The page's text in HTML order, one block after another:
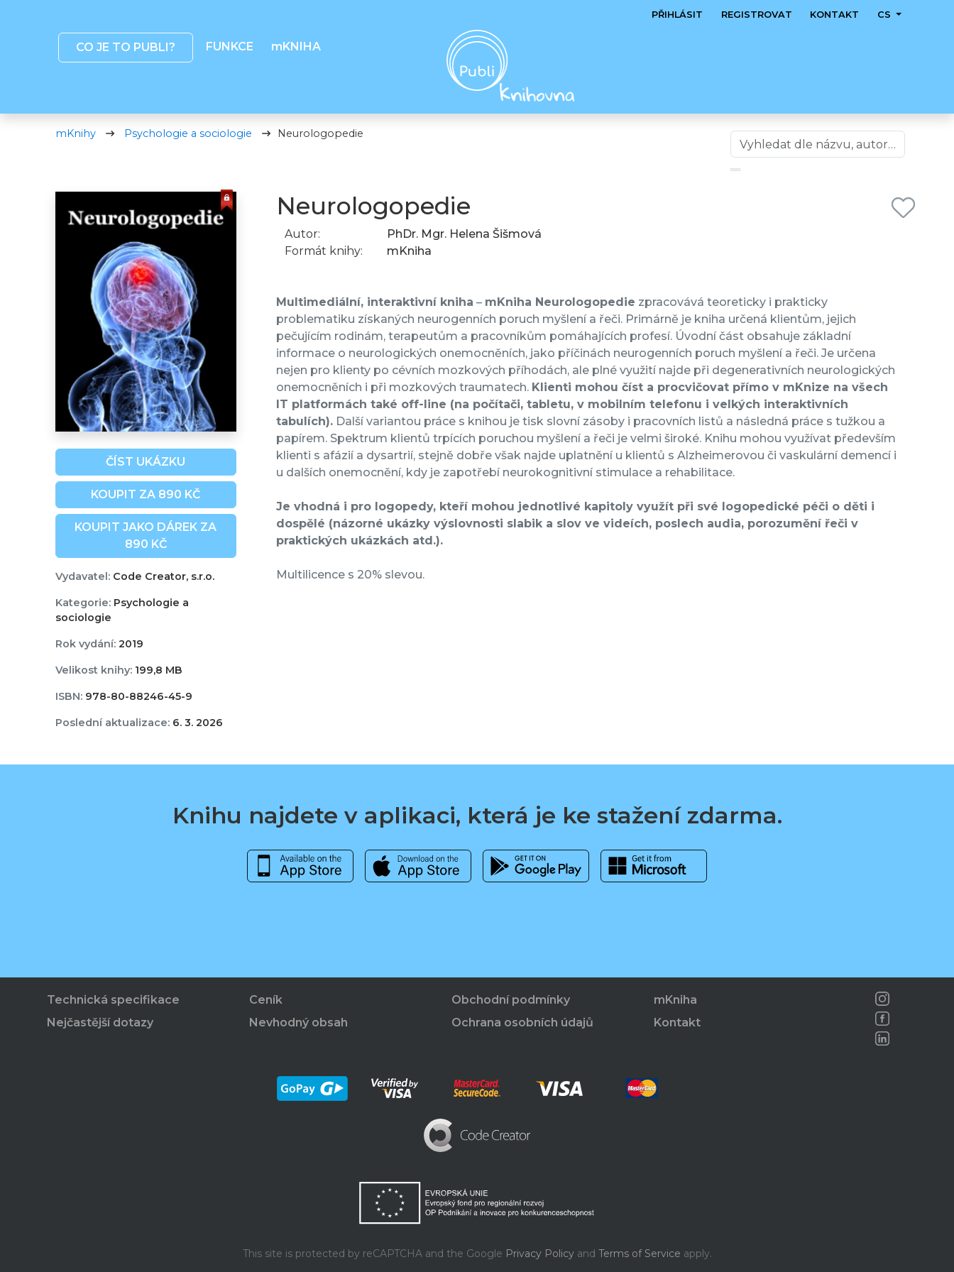
CO JE TO PUBLI? FUNKCE mKNIHA
PŘIHLÁSIT REGISTROVAT KONTAKT CS
mKnihy Psychologie a sociologie Neurologopedie
ČÍST UKÁZKU
KOUPIT ZA 890 KČ
KOUPIT JAKO DÁREK ZA
890 KČ
Vydavatel:Code Creator, s.r.o.
Kategorie:Psychologie a
sociologie
Rok vydání:2019
Velikost knihy:199,8 MB
ISBN:978-80-88246-45-9
Poslední aktualizace:6. 3. 2026
Neurologopedie
Autor:
PhDr. Mgr. Helena Šišmová
Formát knihy:
mKniha
Multimediální, interaktivní kniha – mKniha Neurologopedie zpracovává teoreticky i prakticky
problematiku získaných neurogenních poruch myšlení a řeči. Primárně je kniha určená klientům, jejich
pečujícím rodinám, terapeutům a pracovníkům pomáhajících profesí. Úvodní část obsahuje základní
informace o neurologických onemocněních, jako příčinách neurogenních poruch myšlení a řeči. Je určena
nejen pro klienty po cévních mozkových příhodách, ale plné využití najde při degenerativních neurologických
onemocněních i při mozkových traumatech. Klienti mohou číst a procvičovat přímo v mKnize na všech
IT platformách také off-line (na počítači, tabletu, v mobilním telefonu i velkých interaktivních
tabulích).Další variantou práce s knihou je tisk slovní zásoby i pracovních listů a následná práce s tužkou a
papírem. Spektrum klientů trpících poruchou myšlení a řeči je velmi široké. Knihu mohou využívat především
klienti s afázií a dysartrií, stejně dobře však najde uplatnění u klientů s Alzheimerovou či vaskulární demencí i
u dalších onemocnění, kdy je zapotřebí neurokognitivní stimulace a rehabilitace.
Je vhodná i pro logopedy, kteří mohou jednotlivé kapitoly využít při své logopedické péči o děti i
dospělé (názorné ukázky výslovnosti slabik a slov ve videích, poslech audia, porozumění řeči v
praktických ukázkách atd.).
Multilicence s 20% slevou.
Knihu najdete v aplikaci, která je ke stažení zdarma.
Technická specifikace
Nejčastější dotazy
Ceník
Nevhodný obsah
Obchodní podmínky
Ochrana osobních údajů
mKniha
Kontakt
This site is protected by reCAPTCHA and the Google Privacy Policyand Terms of Service apply.